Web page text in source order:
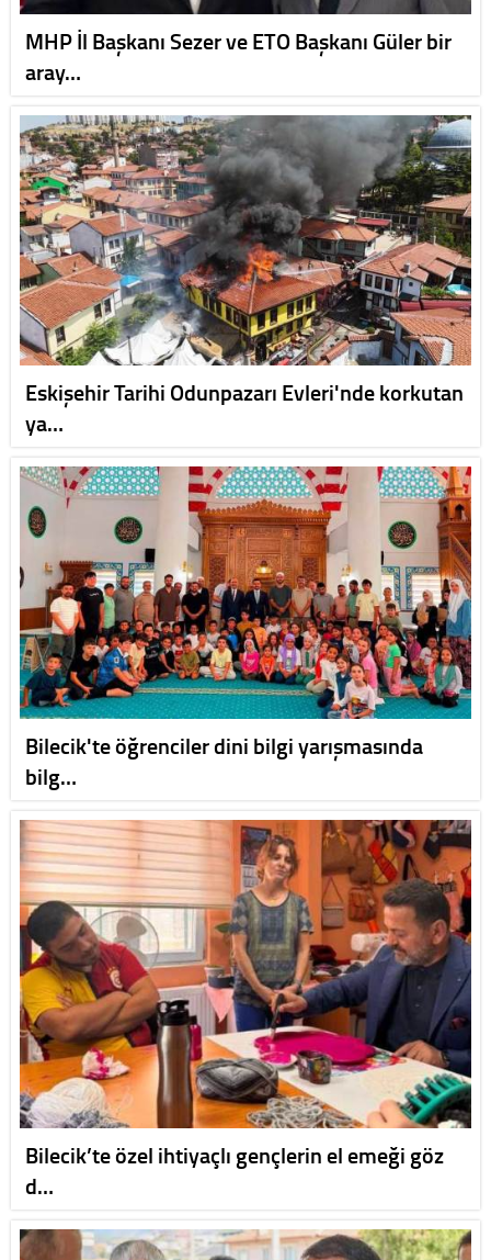
MHP İl Başkanı Sezer ve ETO Başkanı Güler bir
aray…
Eskişehir Tarihi Odunpazarı Evleri'nde korkutan
ya…
Bilecik'te öğrenciler dini bilgi yarışmasında
bilg…
Bilecik’te özel ihtiyaçlı gençlerin el emeği göz
d…